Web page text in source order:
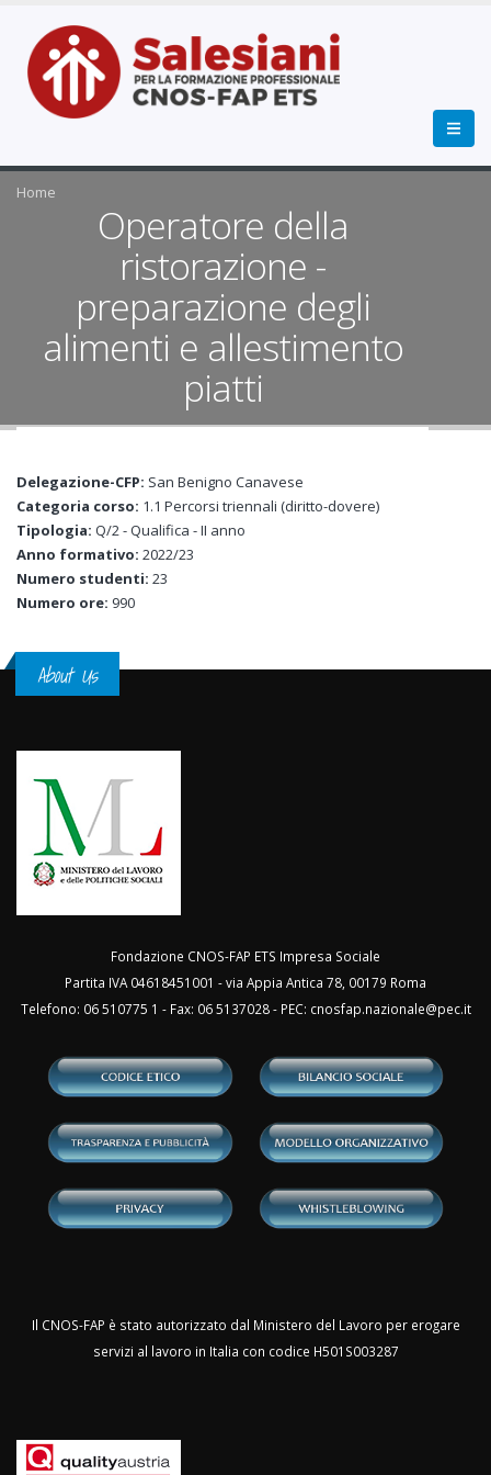
Home
Operatore della
ristorazione -
preparazione degli
alimenti e allestimento
piatti
Delegazione-CFP: San Benigno Canavese
Categoria corso: 1.1 Percorsi triennali (diritto-dovere)
Tipologia: Q/2 - Qualifica - II anno
Anno formativo: 2022/23
Numero studenti: 23
Numero ore: 990
About Us
Fondazione CNOS-FAP ETS Impresa Sociale
Partita IVA 04618451001 - via Appia Antica 78, 00179 Roma
Telefono: 06 510775 1 - Fax: 06 5137028 - PEC: cnosfap.nazionale@pec.it
Il CNOS-FAP è stato autorizzato dal Ministero del Lavoro per erogare
servizi al lavoro in Italia con codice H501S003287